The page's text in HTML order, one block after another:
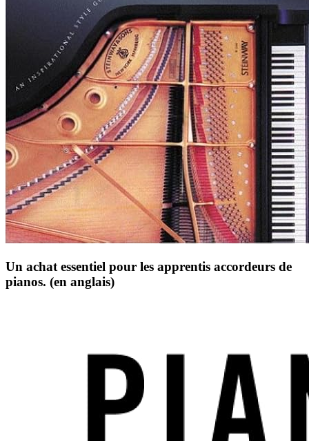
Un achat essentiel pour les apprentis accordeurs de
pianos. (en anglais)